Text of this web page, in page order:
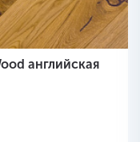
английская